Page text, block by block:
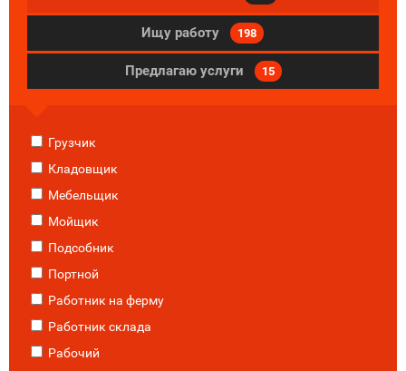
Ищу работу 198
Предлагаю услуги 15
Грузчик
Кладовщик
Мебельщик
Мойщик
Подсобник
Портной
Работник на ферму
Работник склада
Рабочий